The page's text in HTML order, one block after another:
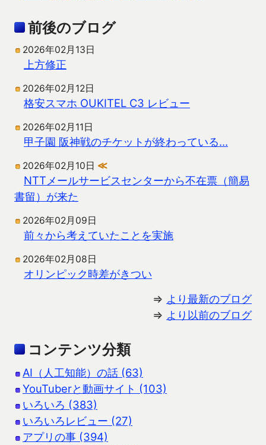
前後のブログ
2026年02月13日
上方修正
2026年02月12日
格安スマホ OUKITEL C3 レビュー
2026年02月11日
甲子園 阪神戦のチケットが終わっている…
2026年02月10日 ≪
NTTメールサービスセンターから不在票（簡易
書留）が来た
2026年02月09日
前々から考えていたことを実施
2026年02月08日
オリンピック時差がきつい
⇒ より最新のブログ
⇒ より以前のブログ
コンテンツ分類
AI（人工知能）の話 (63)
YouTuberと動画サイト (103)
いろいろ (383)
いろいろレビュー (27)
アプリの事 (394)